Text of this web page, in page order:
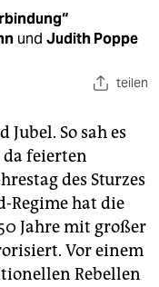
und Judith Poppe
teilen
So sah es
da feierten
des Sturzes
Regime hat die
Jahre mit großer
Vor einem
Rebellen